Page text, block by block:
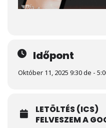
Időpont
Október 11, 2025 9:30 de -
LETÖLTÉS (ICS)
FELVESZEM A